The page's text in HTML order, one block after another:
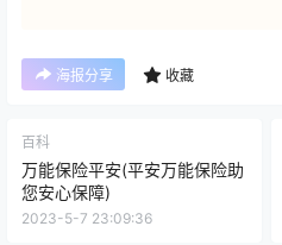
海报分享 收藏
百科
万能保险平安(平安万能保险助
您安心保障)
2023-5-7 23:09:36